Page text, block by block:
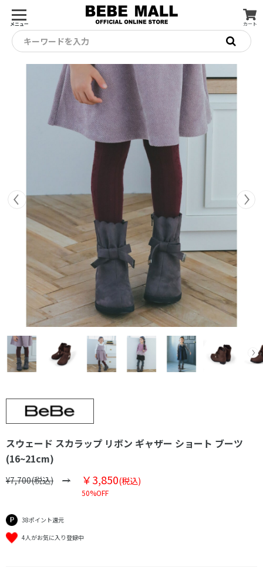
メニュー カート
キーワードを入力
スウェード スカラップ リボン ギャザー ショート ブーツ
(16~21cm)
¥7,700(税込) ￥3,850(税込)
50%OFF
38ポイント還元
4人がお気に入り登録中